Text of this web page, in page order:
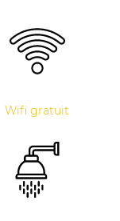
Wifi gratuit